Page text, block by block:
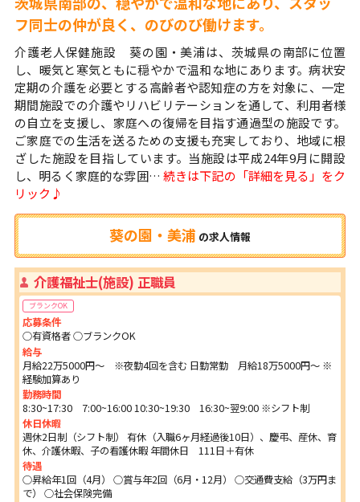
フ同士の仲が良く、のびのび働けます。
介護老人保健施設 葵の園・美浦は、茨城県の南部に位置
し、暖気と寒気ともに穏やかで温和な地にあります。病状安
定期の介護を必要とする高齢者や認知症の方を対象に、一定
期間施設での介護やリハビリテーションを通して、利用者様
の自立を支援し、家庭への復帰を目指す通過型の施設です。
ご家庭での生活を送るための支援も充実しており、地域に根
ざした施設を目指しています。当施設は平成24年9月に開設
し、明るく家庭的な雰囲… 続きは下記の「詳細を見る」をク
リック♪
葵の園・美浦 の求人情報
介護福祉士(施設) 正職員
ブランクOK
応募条件
○有資格者 ○ブランクOK
給与
月給22万5000円～ ※夜勤4回を含む 日勤常勤 月給18万5000円～ ※
経験加算あり
勤務時間
8:30~17:30 7:00~16:00 10:30~19:30 16:30~翌9:00 ※シフト制
休日休暇
週休2日制（シフト制） 有休（入職6ヶ月経過後10日）、慶弔、産休、育
休、介護休暇、子の看護休暇 年間休日 111日＋有休
待遇
○昇給年1回（4月） ○賞与年2回（6月・12月） ○交通費支給（3万円ま
で） ○社会保険完備